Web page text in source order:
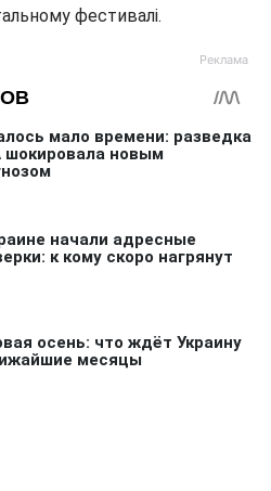
фестивалі.